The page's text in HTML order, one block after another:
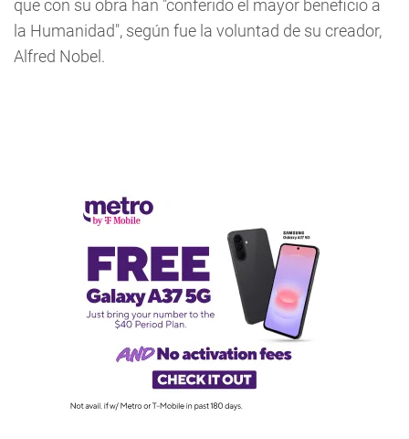
que con su obra han "conferido el mayor beneficio a
la Humanidad", según fue la voluntad de su creador,
Alfred Nobel.